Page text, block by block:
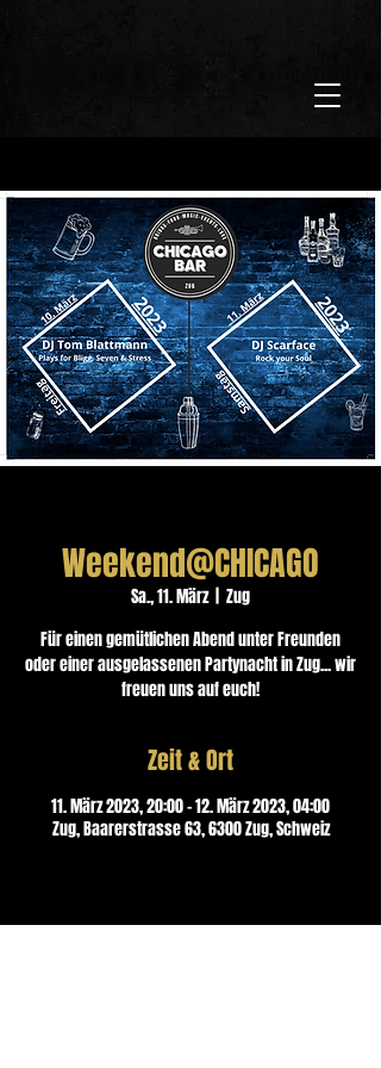
Weekend@CHICAGO
Sa., 11. März
  |
Zug
Für einen gemütlichen Abend unter Freunden
oder einer ausgelassenen Partynacht in Zug... wir
freuen uns auf euch!
Zeit & Ort
11. März 2023, 20:00 – 12. März 2023, 04:00
Zug, Baarerstrasse 63, 6300 Zug, Schweiz